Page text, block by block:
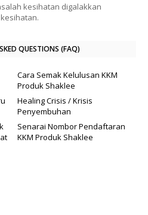
kesihatan digalakkan
QUESTIONS (FAQ)
Cara Semak Kelulusan KKM
Produk Shaklee
Healing Crisis / Krisis
Penyembuhan
Senarai Nombor Pendaftaran
KKM Produk Shaklee